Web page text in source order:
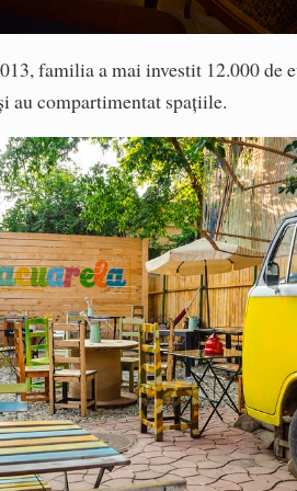
familia a mai investit 12.000 de
au compartimentat spațiile.